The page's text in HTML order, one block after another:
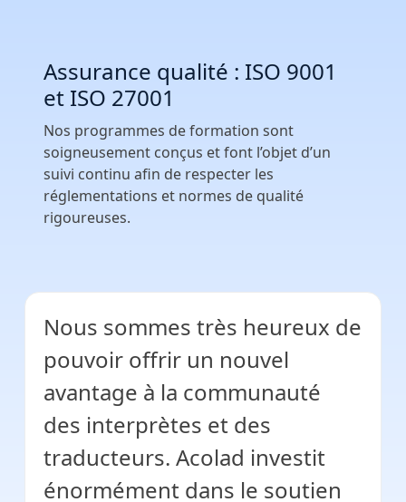
Assurance qualité : ISO 9001
et ISO 27001
Nos programmes de formation sont
soigneusement conçus et font l’objet d’un
suivi continu afin de respecter les
réglementations et normes de qualité
rigoureuses.
Nous sommes très heureux de
pouvoir offrir un nouvel
avantage à la communauté
des interprètes et des
traducteurs. Acolad investit
énormément dans le soutien